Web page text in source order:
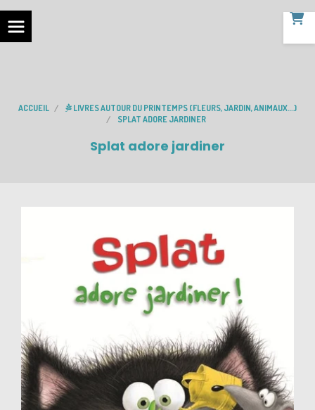
ACCUEIL
LIVRES AUTOUR DU PRINTEMPS (FLEURS, JARDIN, ANIMAUX...)
SPLAT ADORE JARDINER
Splat adore jardiner